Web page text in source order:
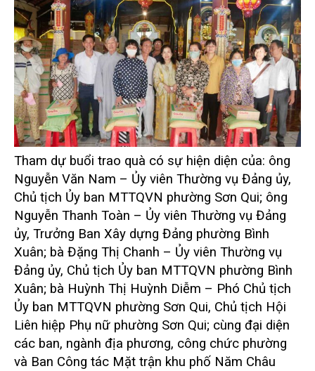
Tham dự buổi trao quà có sự hiện diện của: ông
Nguyễn Văn Nam – Ủy viên Thường vụ Đảng ủy,
Chủ tịch Ủy ban MTTQVN phường Sơn Qui; ông
Nguyễn Thanh Toàn – Ủy viên Thường vụ Đảng
ủy, Trưởng Ban Xây dựng Đảng phường Bình
Xuân; bà Đặng Thị Chanh – Ủy viên Thường vụ
Đảng ủy, Chủ tịch Ủy ban MTTQVN phường Bình
Xuân; bà Huỳnh Thị Huỳnh Diễm – Phó Chủ tịch
Ủy ban MTTQVN phường Sơn Qui, Chủ tịch Hội
Liên hiệp Phụ nữ phường Sơn Qui; cùng đại diện
các ban, ngành địa phương, công chức phường
và Ban Công tác Mặt trận khu phố Năm Châu